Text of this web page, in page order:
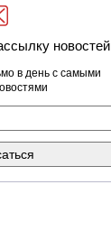
новостей
в день с самыми